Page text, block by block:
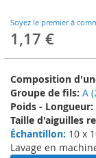
Soyez le premier à
1,17 €
Composition
Groupe de fils: A
Poids - Longueur:
Taille d'aiguilles
Échantillon: 10 x
Lavage en
beginning
of
the
gallery